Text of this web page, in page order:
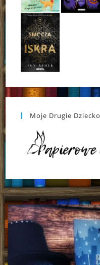
Moje Drugie Dziecko